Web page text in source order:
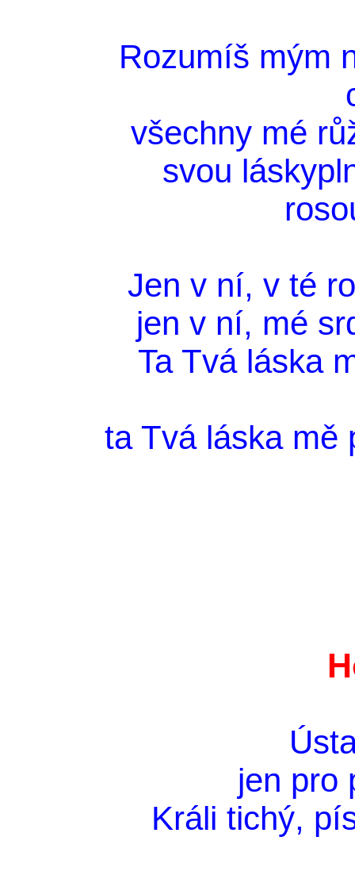
Rozumíš mým
všechny mé
svou
Jen v ní, v té
jen v ní, mé
Ta Tvá láska
ta Tvá láska mě
jen pro
Králi tichý,